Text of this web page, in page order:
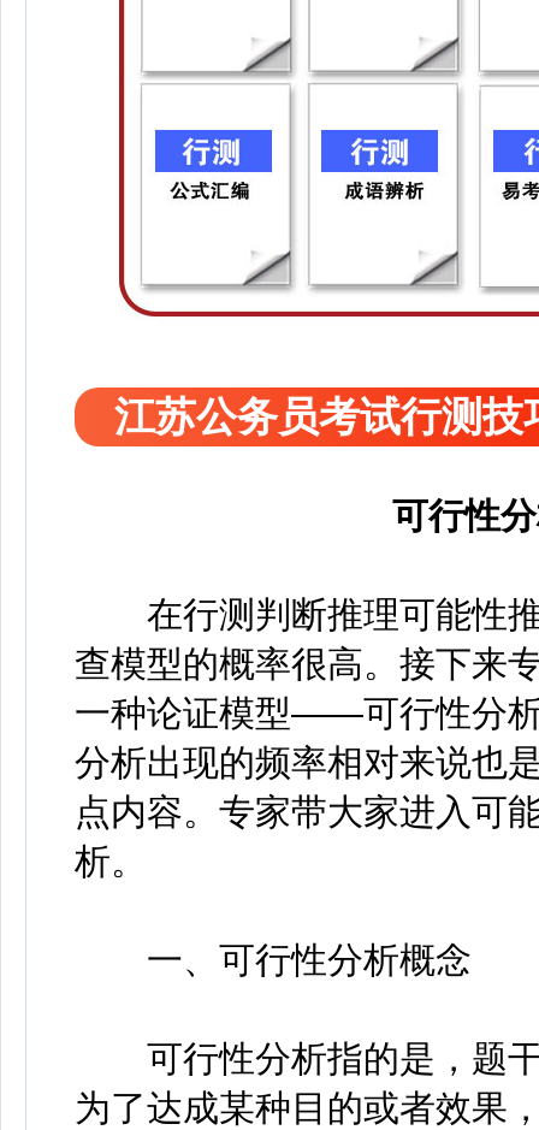
江苏公务员考试行测技
可行性
在行测判断推理可能性推
查模型的概率很高。接下来
一种论证模型——可行性分
分析出现的频率相对来说也
点内容。专家带大家进入
析。
一、可行性分析概念
可行性分析指的是，题干
为了达成某种目的或者效果